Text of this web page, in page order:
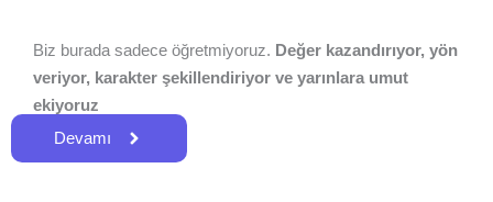
Biz burada sadece öğretmiyoruz. Değer kazandırıyor, yön
veriyor, karakter şekillendiriyor ve yarınlara umut
ekiyoruz
Devamı